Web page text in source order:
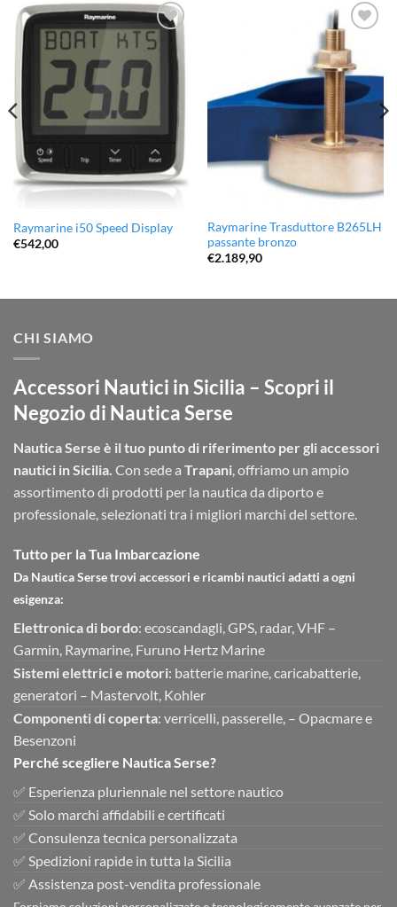
Aggiungi
desideri
Raymarine i50 Speed Display
€542,00
Aggiungi
alla lista
dei
desideri
Raymarine Trasduttore B265LH
passante bronzo
€2.189,90
CHI SIAMO
Accessori Nautici in Sicilia – Scopri il
Negozio di Nautica Serse
Nautica Serse è il tuo punto di riferimento per gli accessori
nautici in Sicilia. Con sede a Trapani , offriamo un ampio
assortimento di prodotti per la nautica da diporto e
professionale, selezionati tra i migliori marchi del settore.
Tutto per la Tua Imbarcazione
Da Nautica Serse trovi accessori e ricambi nautici adatti a ogni
esigenza:
Elettronica di bordo: ecoscandagli, GPS, radar, VHF –
Garmin, Raymarine, Furuno Hertz Marine
Sistemi elettrici e motori: batterie marine, caricabatterie,
generatori – Mastervolt, Kohler
Componenti di coperta: verricelli, passerelle, – Opacmare e
Besenzoni
Perché scegliere Nautica Serse?
✅ Esperienza pluriennale nel settore nautico
✅ Solo marchi affidabili e certificati
✅ Consulenza tecnica personalizzata
✅ Spedizioni rapide in tutta la Sicilia
✅ Assistenza post-vendita professionale